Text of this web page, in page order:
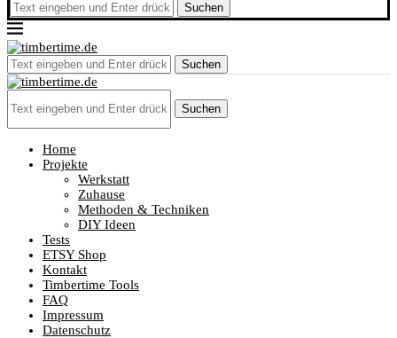
Suchen
Suchen
Suchen
Home
Projekte
Werkstatt
Zuhause
Methoden & Techniken
DIY Ideen
Tests
ETSY Shop
Kontakt
Timbertime Tools
FAQ
Impressum
Datenschutz